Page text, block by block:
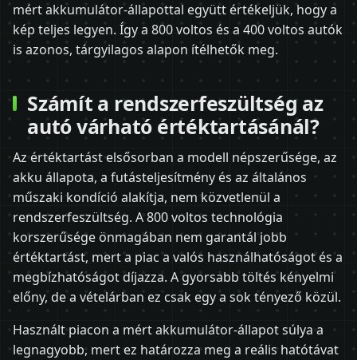
mért akkumulátor-állapottal együtt értékeljük, hogy a
kép teljes legyen. Így a 800 voltos és a 400 voltos autók
is azonos, tárgyilagos alapon ítélhetők meg.
Számít a rendszerfeszültség az
autó várható értéktartásánál?
Az értéktartást elsősorban a modell népszerűsége, az
akku állapota, a futásteljesítmény és az általános
műszaki kondíció alakítja, nem közvetlenül a
rendszerfeszültség. A 800 voltos technológia
korszerűsége önmagában nem garantál jobb
értéktartást, mert a piac a valós használhatóságot és a
megbízhatóságot díjazza. A gyorsabb töltés kényelmi
előny, de a vételárban ez csak egy a sok tényező közül.
Használt piacon a mért akkumulátor-állapot súlya a
legnagyobb, mert ez határozza meg a reális hatótávat